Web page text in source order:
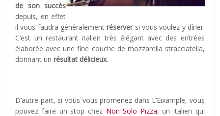
de son succès
depuis, en effet
il vous faudra généralementréserversi vous voulez y dîner.
C’est un restaurant italien très élégant avec des entrées
élaborée avec une fine couche de mozzarella stracciatella,
donnant unrésultat délicieux.
D’autre part, si vous vous promenez dans L’Eixample, vous
pouvez faire un stop chez Non Solo Pizza, un italien qui